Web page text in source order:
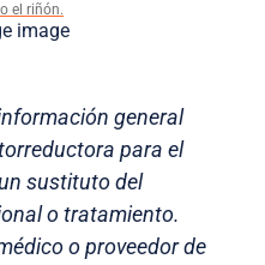
el riñón.
image
general
para el
sustituto del
o tratamiento.
o proveedor de